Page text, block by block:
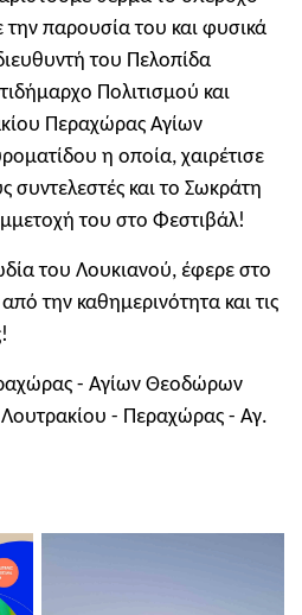
την παρουσία του και φυσικά
του Πελοπίδα
Πολιτισμού και
Περαχώρας Αγίων
η οποία, χαιρέτισε
συντελεστές και το Σωκράτη
του στο Φεστιβάλ!
του Λουκιανού, έφερε στο
την καθημερινότητα και τις
- Αγίων Θεοδώρων
- Περαχώρας - Αγ.